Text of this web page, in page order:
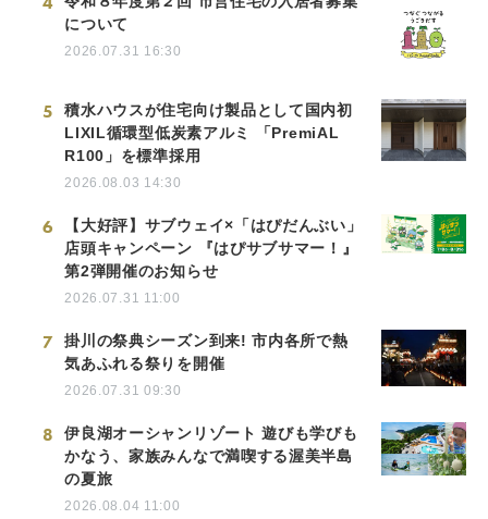
について
2026.07.31 16:30
5
積水ハウスが住宅向け製品として国内初
LIXIL循環型低炭素アルミ 「PremiAL
R100」を標準採用
2026.08.03 14:30
6
【大好評】サブウェイ×「はぴだんぶい」
店頭キャンペーン 『はぴサブサマー！』
第2弾開催のお知らせ
2026.07.31 11:00
7
掛川の祭典シーズン到来! 市内各所で熱
気あふれる祭りを開催
2026.07.31 09:30
8
伊良湖オーシャンリゾート 遊びも学びも
かなう、家族みんなで満喫する渥美半島
の夏旅
2026.08.04 11:00